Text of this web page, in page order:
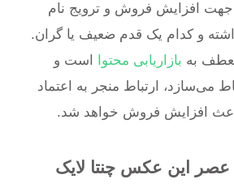
جهت افزایش فروش و ترویج نام
و کدام یک قدم ضعیف یا گران.
بهبازاریابی محتوااست و
می‌سازد، ارتباط منجر به اعتماد
افزایش فروش خواهد شد.
این عکس چنتا لایک